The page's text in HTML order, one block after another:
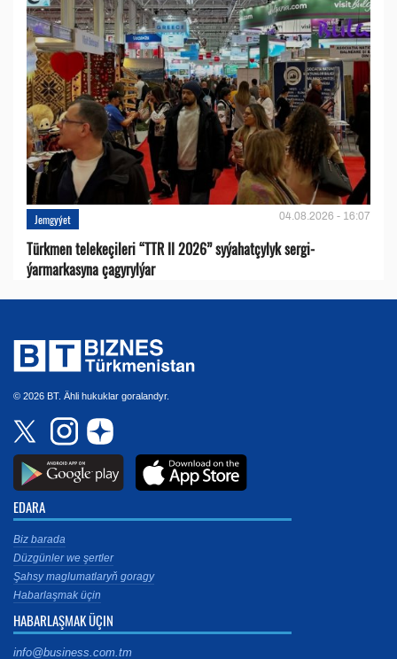
Jemgyýet 04.08.2026 - 16:07
Türkmen telekeçileri “TTR II 2026” syýahatçylyk sergi-
ýarmarkasyna çagyrylýar
© 2026 BT. Ähli hukuklar goralandyr.
EDARA
Biz barada
Düzgünler we şertler
Şahsy maglumatlaryň goragy
Habarlaşmak üçin
HABARLAŞMAK ÜÇIN
info@business.com.tm